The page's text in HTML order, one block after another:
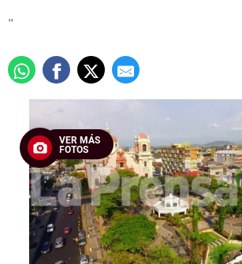
"
VER MÁS
FOTOS